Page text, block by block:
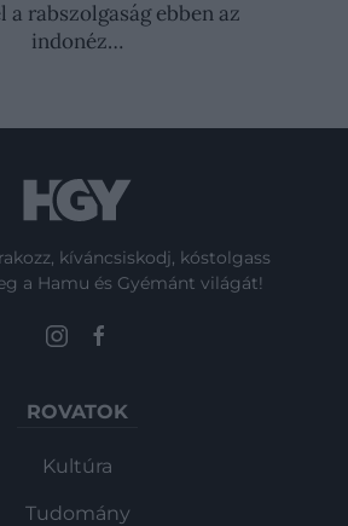
a rabszolgaság ebben az
indonéz…
kíváncsiskodj, kóstolgass
a Hamu és Gyémánt világát!
ROVATOK
Kultúra
Tudomány